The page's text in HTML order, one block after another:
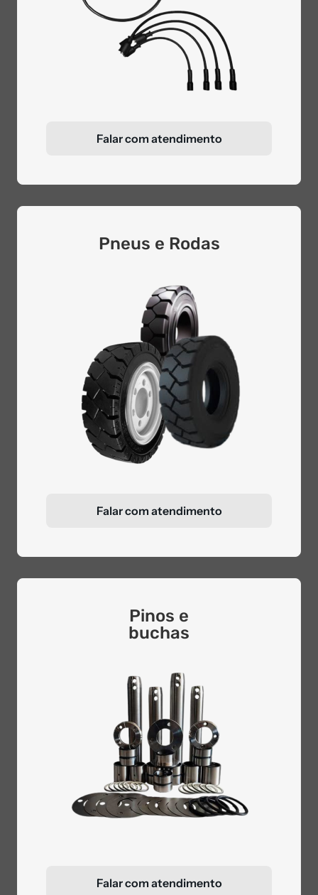
Falar com atendimento
Pneus e Rodas
Falar com atendimento
Pinos e
buchas
Falar com atendimento